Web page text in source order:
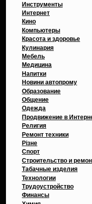
Инструменты
Интернет
Кино
Компьютеры
Красота и здоровье
Кулинария
Мебель
Медицина
Напитки
Новини автопрому
Образование
Общение
Одежда
Продвижение в
Религия
Ремонт техники
Різне
Спорт
Строительство и
Табачные изделия
Технологии
Трудоустройство
Финансы